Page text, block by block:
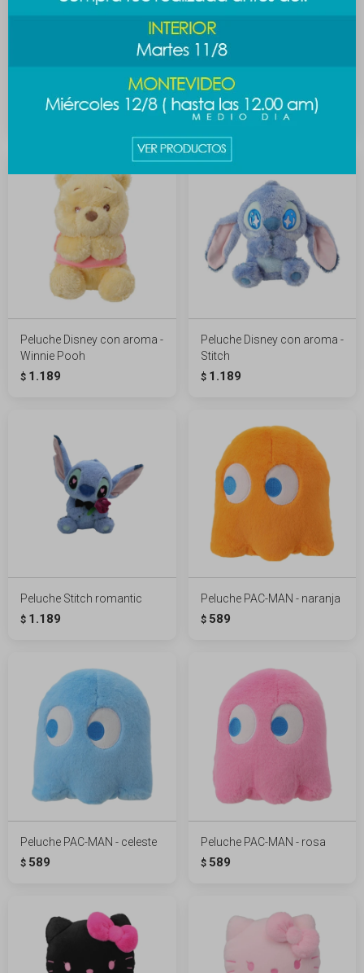
Peluche Star Wars - grogu
989 $1.189
Figura plush Star wars -
Grogu
$ 2.489 2.789
Peluche Disney con aroma -
Winnie Pooh
$ 1.189
Peluche Disney con aroma -
Stitch
$ 1.189
Peluche Stitch romantic
$ 1.189
Peluche PAC-MAN - naranja
$ 589
Peluche PAC-MAN - celeste
$ 589
Peluche PAC-MAN - rosa
$ 589